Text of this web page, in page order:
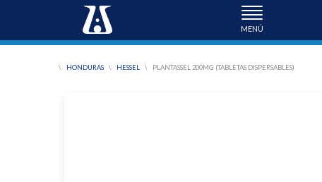
TOGGLE
NAVIGATION
\ HONDURAS \ HESSEL \ PLANTASSEL 200MG (TABLETAS DISPERSABLES)